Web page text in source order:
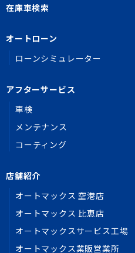
在庫車検索
オートローン
ローンシミュレーター
アフターサービス
車検
メンテナンス
コーティング
店舗紹介
オートマックス 空港店
オートマックス 比恵店
オートマックスサービス工場
オートマックス業販営業所